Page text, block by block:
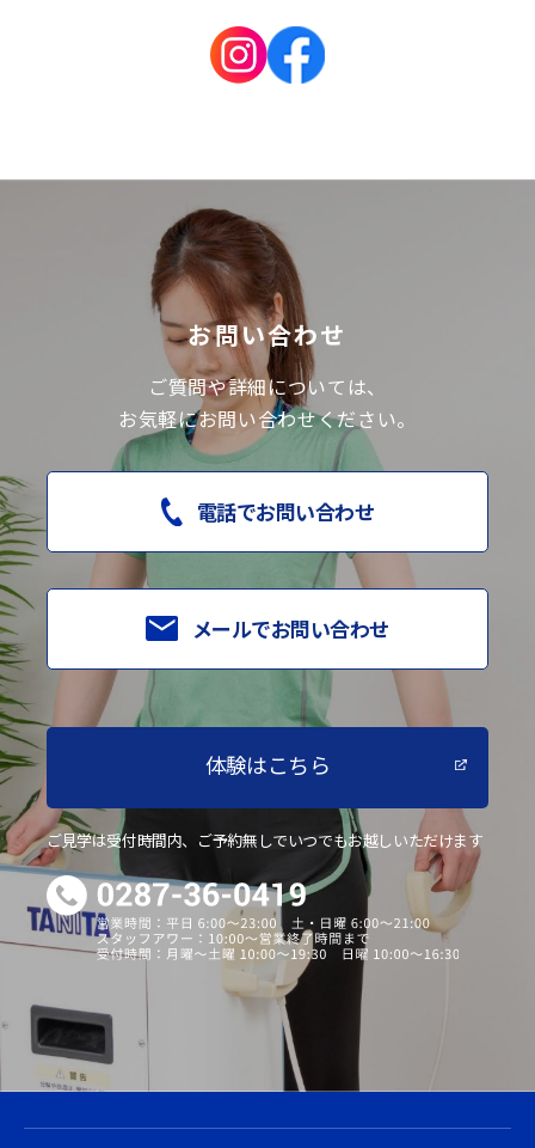
お問い合わせ
ご質問や詳細については、
お気軽にお問い合わせください。
電話でお問い合わせ
メールでお問い合わせ
体験はこちら
ご見学は受付時間内、ご予約無しでいつでもお越しいただけます